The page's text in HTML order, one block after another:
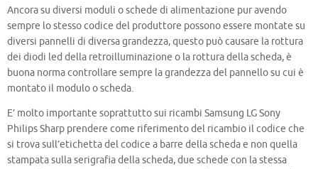
Ancora su diversi moduli o schede di alimentazione pur avendo
sempre lo stesso codice del produttore possono essere montate su
diversi pannelli di diversa grandezza, questo può causare la rottura
dei diodi led della retroilluminazione o la rottura della scheda, è
buona norma controllare sempre la grandezza del pannello su cui è
montato il modulo o scheda.
E’ molto importante soprattutto sui ricambi Samsung LG Sony
Philips Sharp prendere come riferimento del ricambio il codice che
si trova sull’etichetta del codice a barre della scheda e non quella
stampata sulla serigrafia della scheda, due schede con la stessa